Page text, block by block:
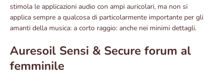
stimola le applicazioni audio con ampi auricolari, ma non si
applica sempre a qualcosa di particolarmente importante per gli
amanti della musica: a corto raggio: anche nei minimi dettagli.
Auresoil Sensi & Secure forum al
femminile